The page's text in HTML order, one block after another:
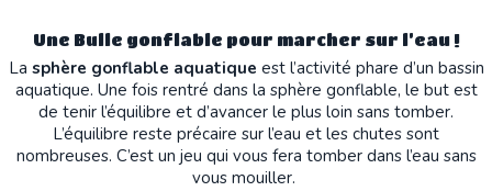
Une Bulle gonflable pour marcher sur l’eau !
La sphère gonflable aquatique est l’activité phare d’un bassin
aquatique. Une fois rentré dans la sphère gonflable, le but est
de tenir l’équilibre et d’avancer le plus loin sans tomber.
L’équilibre reste précaire sur l’eau et les chutes sont
nombreuses. C’est un jeu qui vous fera tomber dans l’eau sans
vous mouiller.